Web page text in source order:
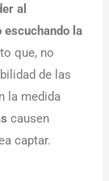
al
escuchando la
que, no
de las
la medida
causen
captar.